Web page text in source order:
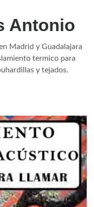
Antonio
Madrid y Guadalajara
termico para
y tejados.